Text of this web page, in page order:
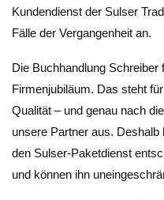
Kundendienst der Sulser
Fälle der Vergangenheit an.
Die Buchhandlung
Firmenjubiläum. Das steht
Qualität – und genau nach
unsere Partner aus.
den Sulser-Paketdienst
und können ihn